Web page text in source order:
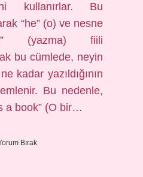
kullanırlar. Bu
“he” (o) ve nesne
(yazma) fiili
bu cümlede, neyin
kadar yazıldığının
Bu nedenle,
a book” (O bir…
Bırak